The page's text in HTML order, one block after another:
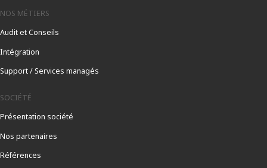
NOS MÉTIERS
Audit et Conseils
Intégration
Support / Services managés
SOCIÉTÉ
Présentation société
Nos partenaires
Références